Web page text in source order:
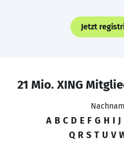
Jetzt
21 Mio. XING
A B C D E F G H I J
Q R S T U V